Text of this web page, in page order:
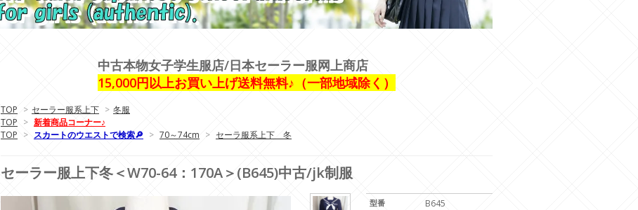
中古本物女子学生服店/日本セーラー服网上商店
15,000円以上お買い上げ送料無料♪（一部地域除く）
TOP > セーラー服系上下 > 冬服
TOP > 新着商品コーナー♪
TOP > スカートのウエストで検索🔎 > 70～74cm > セーラ服系上下 冬
セーラー服上下冬＜W70-64：170A＞(B645)中古/jk制服
型番 B645